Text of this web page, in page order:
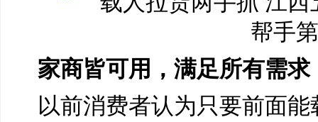
家商皆可用，满足所有需求
以前消费者认为只要前面